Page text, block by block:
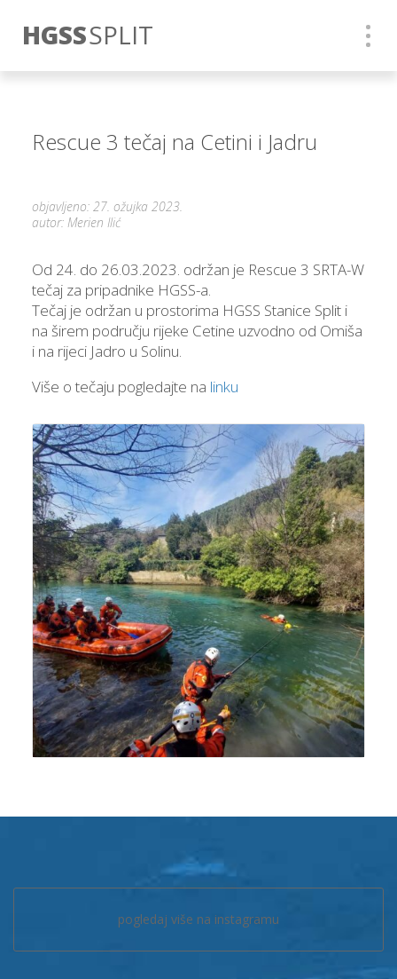
HGSSSPLIT
Rescue 3 tečaj na Cetini i Jadru
objavljeno: 27. ožujka 2023.
autor: Merien Ilić
Od 24. do 26.03.2023. održan je Rescue 3 SRTA-W
tečaj za pripadnike HGSS-a.
Tečaj je održan u prostorima HGSS Stanice Split i
na širem području rijeke Cetine uzvodno od Omiša
i na rijeci Jadro u Solinu.
Više o tečaju pogledajte na linku
pogledaj više na instagramu